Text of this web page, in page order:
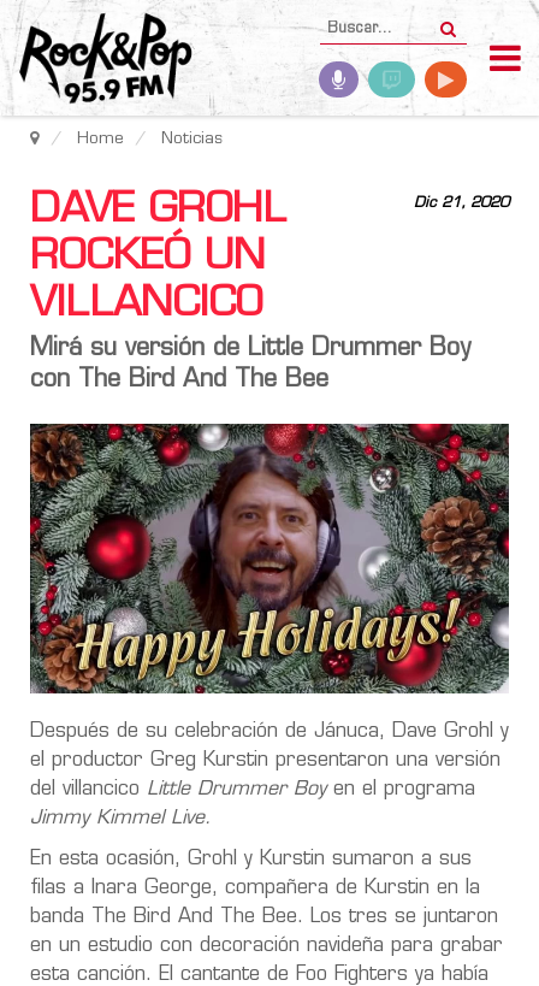
Home Noticias
Dic 21, 2020
DAVE GROHL
ROCKEÓ UN
VILLANCICO
Mirá su versión de Little Drummer Boy
con The Bird And The Bee
Después de su celebración de Jánuca, Dave Grohl y
el productor Greg Kurstin presentaron una versión
del villancico Little Drummer Boyen el programa
Jimmy Kimmel Live.
En esta ocasión, Grohl y Kurstin sumaron a sus
filas a Inara George, compañera de Kurstin en la
banda The Bird And The Bee. Los tres se juntaron
en un estudio con decoración navideña para grabar
esta canción. El cantante de Foo Fighters ya había